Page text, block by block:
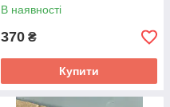
В наявності
370 ₴
Купити